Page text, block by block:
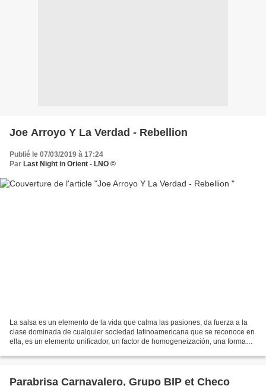
Joe Arroyo Y La Verdad - Rebellion
Publié le 07/03/2019 à 17:24
Par Last Night in Orient - LNO ©
La salsa es un elemento de la vida que calma las pasiones, da fuerza a la
clase dominada de cualquier sociedad latinoamericana que se reconoce en
ella, es un elemento unificador, un factor de homogeneización, una forma
Parabrisa Carnavalero, Grupo BIP et Checo